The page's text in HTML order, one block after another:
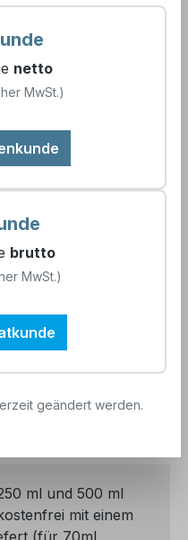
Brutto-Preise anzeigen
1-2 Tage
mV (±5mV @25°C)
den
den Warenkorb
ml und 500 ml
mit einem
netto
MwSt.)
brutto
MwSt.)
geändert werden.